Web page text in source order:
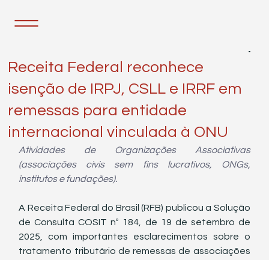
Receita Federal reconhece
isenção de IRPJ, CSLL e IRRF em
remessas para entidade
internacional vinculada à ONU
Atividades de Organizações Associativas
(associações civis sem fins lucrativos, ONGs,
institutos e fundações).
A Receita Federal do Brasil (RFB) publicou a Solução
de Consulta COSIT nº 184, de 19 de setembro de
2025, com importantes esclarecimentos sobre o
tratamento tributário de remessas de associações